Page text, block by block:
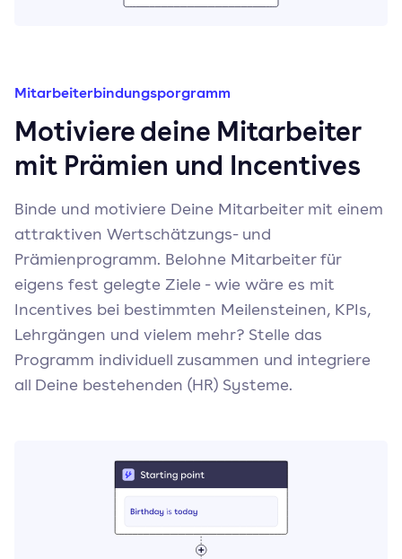
Mitarbeiterbindungsporgramm
Motiviere deine Mitarbeiter
mit Prämien und Incentives
Binde und motiviere Deine Mitarbeiter mit einem
attraktiven Wertschätzungs- und
Prämienprogramm. Belohne Mitarbeiter für
eigens fest gelegte Ziele - wie wäre es mit
Incentives bei bestimmten Meilensteinen, KPIs,
Lehrgängen und vielem mehr? Stelle das
Programm individuell zusammen und integriere
all Deine bestehenden (HR) Systeme.